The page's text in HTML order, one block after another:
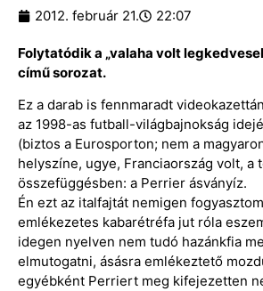
2012. február 21. 22:07
Folytatódik a „valaha volt
című sorozat.
Ez a darab is fennmaradt
az 1998-as futball-világbajnokság
(biztos a Eurosporton; nem a
helyszíne, ugye, Franciaország volt, a
összefüggésben: a Perrier ásványíz.
Én ezt az italfajtát nemigen
emlékezetes kabarétréfa jut róla
idegen nyelven nem tudó hazánkfia
elmutogatni, ásásra emlékeztető
egyébként Perriert meg kifejezetten